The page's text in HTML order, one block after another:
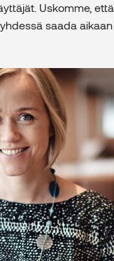
Uskomme, että
saada aikaan